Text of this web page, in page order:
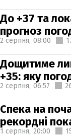
До +37 та
прогноз
2 серпня, 08:00
Дощитиме
+35: яку
2 серпня, 06:57
Спека на
рекордні
1 серпня, 20:00